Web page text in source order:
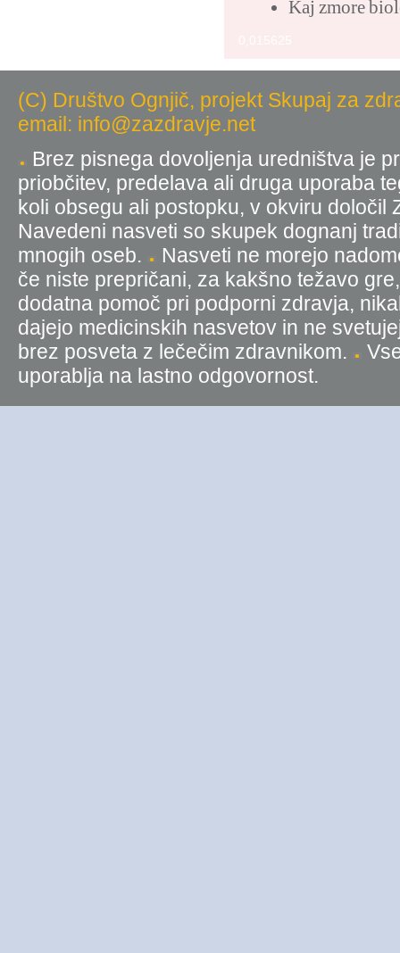
Kaj zmore
(C) Društvo Ognjič, projekt Skupaj za
email: info@zazdravje.net
Brez pisnega dovoljenja uredništva je
priobčitev, predelava ali druga uporaba
koli obsegu ali postopku, v okviru
Navedeni nasveti so skupek dognanj
mnogih oseb.
Nasveti ne morejo
če niste prepričani, za kakšno težavo
dodatna pomoč pri podporni zdravja,
dajejo medicinskih nasvetov in ne
brez posveta z lečečim zdravnikom.
uporablja na lastno odgovornost.